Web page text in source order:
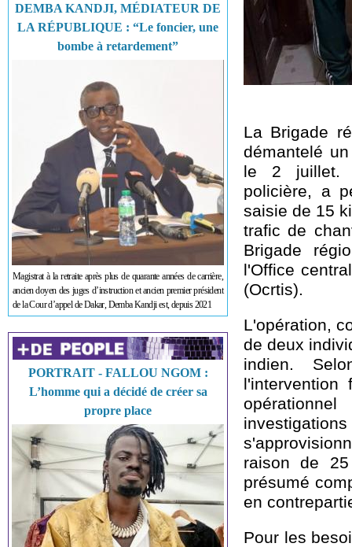
DEMBA KANDJI, MÉDIATEUR DE
LA RÉPUBLIQUE : “Le foncier, une
bombe à retardement”
Magistrat à la retraite après plus de quarante années de carrière,
ancien doyen des juges d’instruction et ancien premier président
de la Cour d’appel de Dakar, Demba Kandji est, depuis 2021
PORTRAIT - FALLOU NGOM :
L’homme qui a décidé de créer sa
propre place
La Brigade
démantelé
le 2 juillet.
policière, a
saisie de 15
trafic de
Brigade
l'Office
(Ocrtis).
L'opération,
de deux
indien.
l'intervention
raison de
présumé
en
Pour les